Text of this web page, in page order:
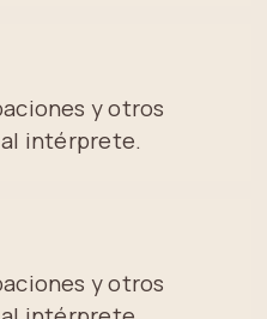
y otros
intérprete.
y otros